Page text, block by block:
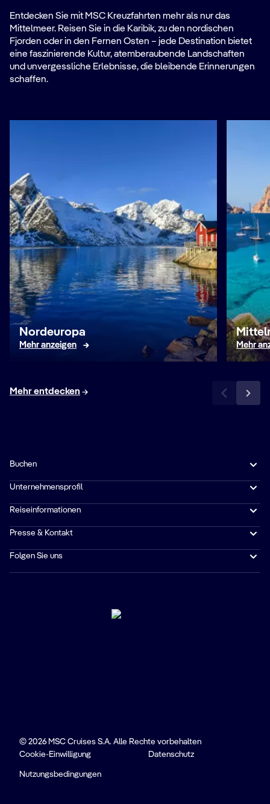
Entdecken Sie mit MSC Kreuzfahrten mehr als nur das
Mittelmeer. Reisen Sie in die Karibik, zu den nordischen
Fjorden oder in den Fernen Osten – jede Destination bietet
eine faszinierende Kultur, atemberaubende Landschaften
und unvergessliche Erlebnisse, die bleibende Erinnerungen
schaffen.
Nordeuropa
Mehr anzeigen Mehr
Mehr entdecken
Buchen
Unternehmensprofil
Reiseinformationen
Presse & Kontakt
Folgen Sie uns
© 2026 MSC Cruises S.A. Alle Rechte vorbehalten
Cookie-Einwilligung
Datenschutz
Nutzungsbedingungen